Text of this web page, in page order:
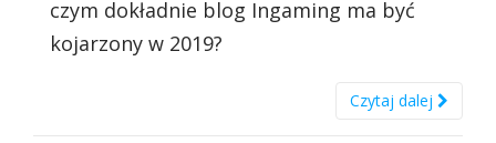
czym dokładnie blog Ingaming ma być
kojarzony w 2019?
Czytaj dalej